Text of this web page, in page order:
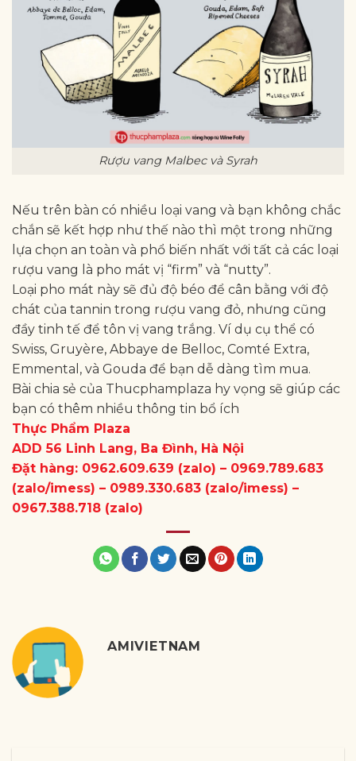
Rượu vang Malbec và Syrah
Nếu trên bàn có nhiều loại vang và bạn không chắc
chắn sẽ kết hợp như thế nào thì một trong những
lựa chọn an toàn và phổ biến nhất với tất cả các loại
rượu vang là pho mát vị “firm” và “nutty”.
Loại pho mát này sẽ đủ độ béo để cân bằng với độ
chát của tannin trong rượu vang đỏ, nhưng cũng
đầy tinh tế để tôn vị vang trắng. Ví dụ cụ thể có
Swiss, Gruyère, Abbaye de Belloc, Comté Extra,
Emmental, và Gouda để bạn dễ dàng tìm mua.
Bài chia sẻ của Thucphamplaza hy vọng sẽ giúp các
bạn có thêm nhiều thông tin bổ ích
Thực Phẩm Plaza
ADD 56 Linh Lang, Ba Đình, Hà Nội
Đặt hàng: 0962.609.639 (zalo) – 0969.789.683
(zalo/imess) – 0989.330.683 (zalo/imess) –
0967.388.718 (zalo)
AMIVIETNAM